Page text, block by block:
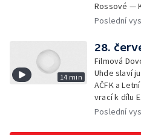
Rossové —
Výstavy o
Poslední
14 min
28.
Filmová
Uhde slaví
AČFK a
vrací k dílu
zprávy z
Poslední